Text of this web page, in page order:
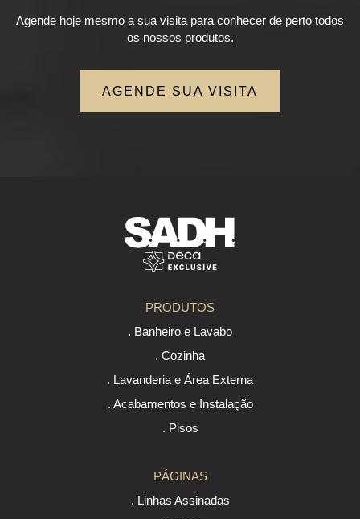
Agende hoje mesmo a sua visita para conhecer de perto todos
os nossos produtos.
AGENDE SUA VISITA
PRODUTOS
. Banheiro e Lavabo
. Cozinha
. Lavanderia e Área Externa
. Acabamentos e Instalação
. Pisos
PÁGINAS
. Linhas Assinadas